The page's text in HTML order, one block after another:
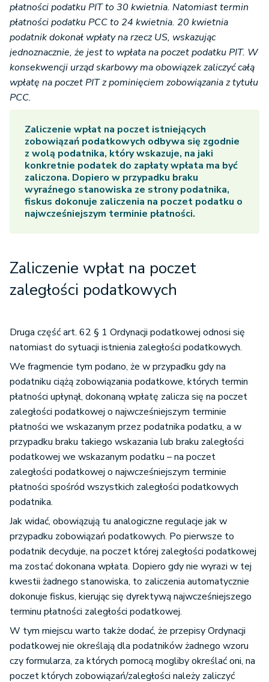
płatności podatku PIT to 30 kwietnia. Natomiast termin
płatności podatku PCC to 24 kwietnia. 20 kwietnia
podatnik dokonał wpłaty na rzecz US, wskazując
jednoznacznie, że jest to wpłata na poczet podatku PIT. W
konsekwencji urząd skarbowy ma obowiązek zaliczyć całą
wpłatę na poczet PIT z pominięciem zobowiązania z tytułu
PCC.
Zaliczenie wpłat na poczet istniejących
zobowiązań podatkowych odbywa się zgodnie
z wolą podatnika, który wskazuje, na jaki
konkretnie podatek do zapłaty wpłata ma być
zaliczona. Dopiero w przypadku braku
wyraźnego stanowiska ze strony podatnika,
fiskus dokonuje zaliczenia na poczet podatku o
najwcześniejszym terminie płatności.
Zaliczenie wpłat na poczet
zaległości podatkowych
Druga część art. 62 § 1 Ordynacji podatkowej odnosi się
natomiast do sytuacji istnienia zaległości podatkowych.
We fragmencie tym podano, że w przypadku gdy na
podatniku ciążą zobowiązania podatkowe, których termin
płatności upłynął, dokonaną wpłatę zalicza się na poczet
zaległości podatkowej o najwcześniejszym terminie
płatności we wskazanym przez podatnika podatku, a w
przypadku braku takiego wskazania lub braku zaległości
podatkowej we wskazanym podatku – na poczet
zaległości podatkowej o najwcześniejszym terminie
płatności spośród wszystkich zaległości podatkowych
podatnika.
Jak widać, obowiązują tu analogiczne regulacje jak w
przypadku zobowiązań podatkowych. Po pierwsze to
podatnik decyduje, na poczet której zaległości podatkowej
ma zostać dokonana wpłata. Dopiero gdy nie wyrazi w tej
kwestii żadnego stanowiska, to zaliczenia automatycznie
dokonuje fiskus, kierując się dyrektywą najwcześniejszego
terminu płatności zaległości podatkowej.
W tym miejscu warto także dodać, że przepisy Ordynacji
podatkowej nie określają dla podatników żadnego wzoru
czy formularza, za których pomocą mogliby określać oni, na
poczet których zobowiązań/zaległości należy zaliczyć